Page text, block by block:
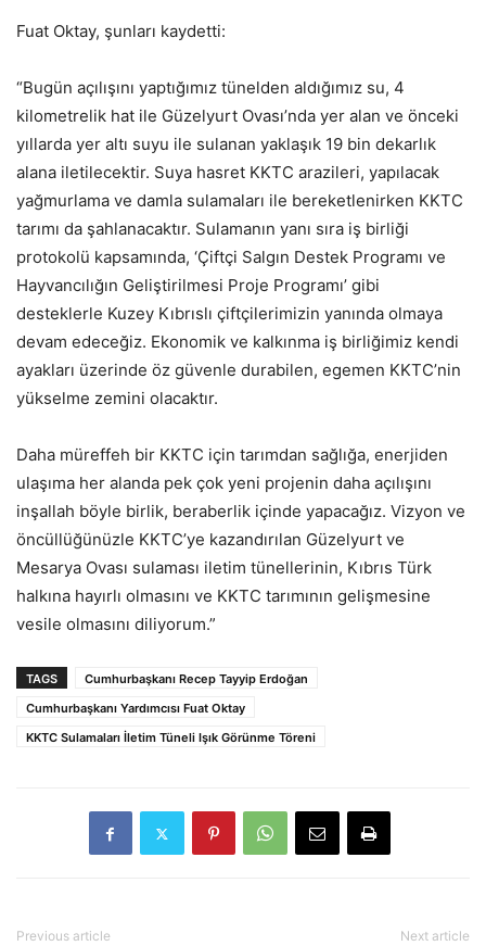
Fuat Oktay, şunları kaydetti:
“Bugün açılışını yaptığımız tünelden aldığımız su, 4
kilometrelik hat ile Güzelyurt Ovası’nda yer alan ve önceki
yıllarda yer altı suyu ile sulanan yaklaşık 19 bin dekarlık
alana iletilecektir. Suya hasret KKTC arazileri, yapılacak
yağmurlama ve damla sulamaları ile bereketlenirken KKTC
tarımı da şahlanacaktır. Sulamanın yanı sıra iş birliği
protokolü kapsamında, ‘Çiftçi Salgın Destek Programı ve
Hayvancılığın Geliştirilmesi Proje Programı’ gibi
desteklerle Kuzey Kıbrıslı çiftçilerimizin yanında olmaya
devam edeceğiz. Ekonomik ve kalkınma iş birliğimiz kendi
ayakları üzerinde öz güvenle durabilen, egemen KKTC’nin
yükselme zemini olacaktır.
Daha müreffeh bir KKTC için tarımdan sağlığa, enerjiden
ulaşıma her alanda pek çok yeni projenin daha açılışını
inşallah böyle birlik, beraberlik içinde yapacağız. Vizyon ve
öncüllüğünüzle KKTC’ye kazandırılan Güzelyurt ve
Mesarya Ovası sulaması iletim tünellerinin, Kıbrıs Türk
halkına hayırlı olmasını ve KKTC tarımının gelişmesine
vesile olmasını diliyorum.”
TAGS
Cumhurbaşkanı Recep Tayyip Erdoğan
Cumhurbaşkanı Yardımcısı Fuat Oktay
KKTC Sulamaları İletim Tüneli Işık Görünme Töreni
Previous article Next article